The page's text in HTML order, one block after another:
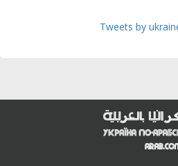
Tweets by